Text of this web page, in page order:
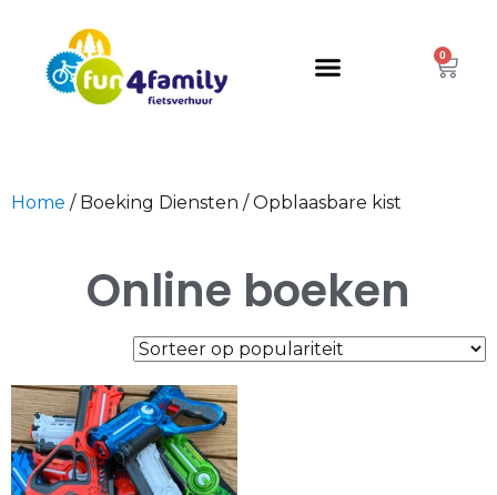
0
Home / Boeking Diensten / Opblaasbare kist
Online boeken